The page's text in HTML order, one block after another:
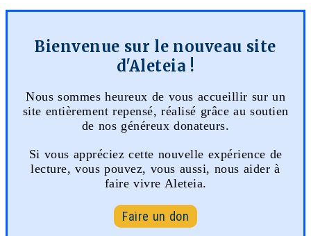
Bienvenue sur le nouveau site
d'Aleteia !
Nous sommes heureux de vous accueillir sur un
site entièrement repensé, réalisé grâce au soutien
de nos généreux donateurs.
Si vous appréciez cette nouvelle expérience de
lecture, vous pouvez, vous aussi, nous aider à
faire vivre Aleteia.
Faire un don